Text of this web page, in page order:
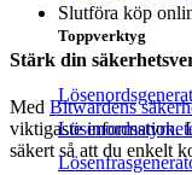
Toppverktyg
Slutföra köp
Stärk din
Med Bitwardens
viktigaste information.
säkert så att du enkelt